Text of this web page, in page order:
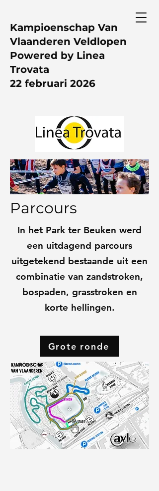
Kampioenschap Van
Vlaanderen Veldlopen
Powered by Linea
Trovata
22 februari 2026
Parcours
In het Park ter Beuken werd
een uitdagend parcours
uitgetekend bestaande uit een
combinatie van zandstroken,
bospaden, grasstroken en
korte hellingen.
Grote ronde